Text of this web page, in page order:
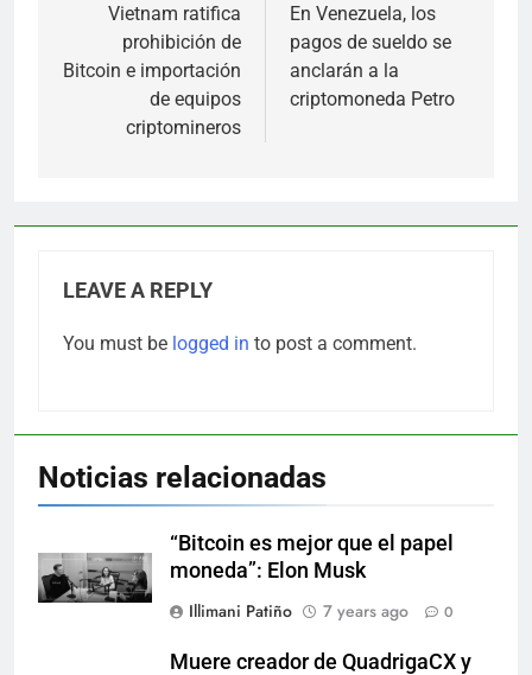
navigation
Vietnam ratifica
prohibición de
Bitcoin e importación
de equipos
criptomineros
En Venezuela, los
pagos de sueldo se
anclarán a la
criptomoneda Petro
LEAVE A REPLY
You must be logged in to post a comment.
Noticias relacionadas
“Bitcoin es mejor que el papel
moneda”: Elon Musk
Illimani Patiño
7 years ago 0
Muere creador de QuadrigaCX y